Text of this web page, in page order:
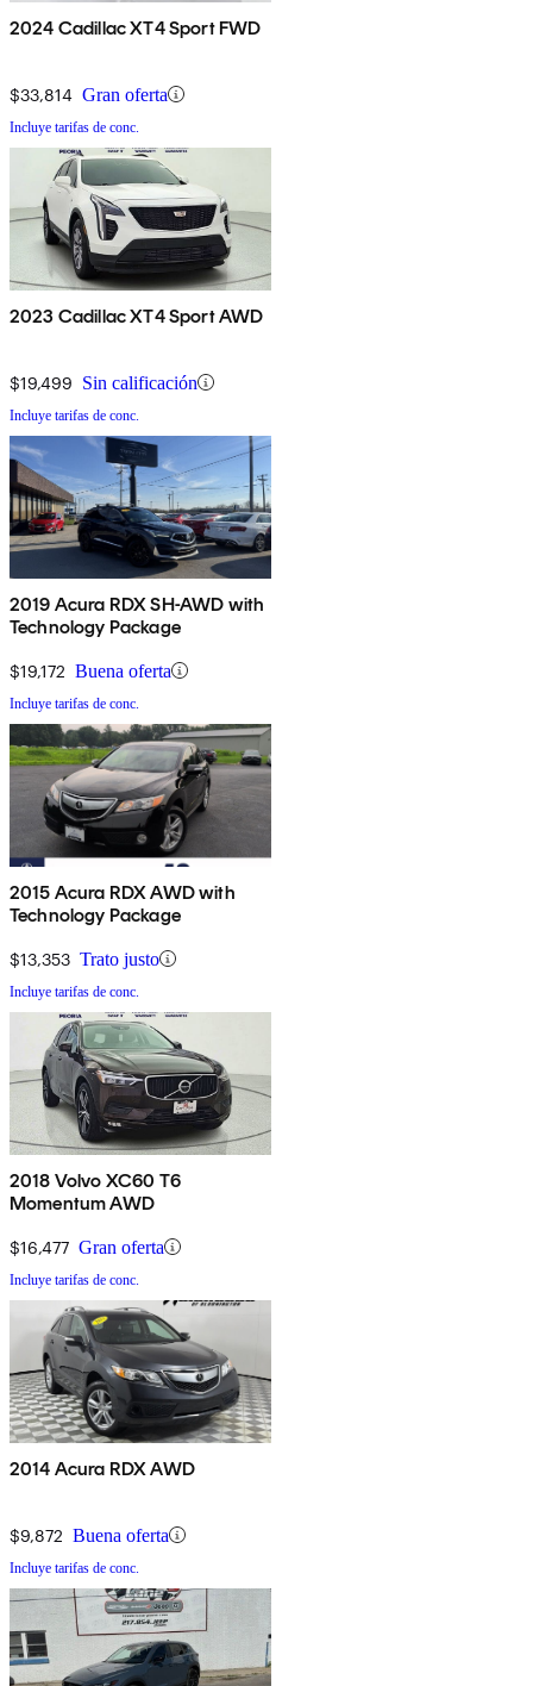
2024 Cadillac XT4 Sport FWD
$33,814 Gran oferta
Incluye tarifas de conc.
2023 Cadillac XT4 Sport AWD
$19,499 Sin calificación
Incluye tarifas de conc.
2019 Acura RDX SH-AWD with
Technology Package
$19,172 Buena oferta
Incluye tarifas de conc.
2015 Acura RDX AWD with
Technology Package
$13,353 Trato justo
Incluye tarifas de conc.
2018 Volvo XC60 T6
Momentum AWD
$16,477 Gran oferta
Incluye tarifas de conc.
2014 Acura RDX AWD
$9,872 Buena oferta
Incluye tarifas de conc.